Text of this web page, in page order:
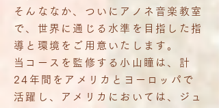
そんななか、ついにアノネ音楽教室
で、世界に通じる水準を目指した指
導と環境をご用意いたします。
当コースを監修する小山瞳は、計
24年間をアメリカとヨーロッパで
活躍し、アメリカにおいては、ジュ